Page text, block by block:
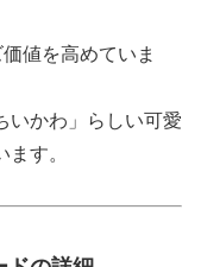
値を高めていま
いかわ」らしい可愛
す。